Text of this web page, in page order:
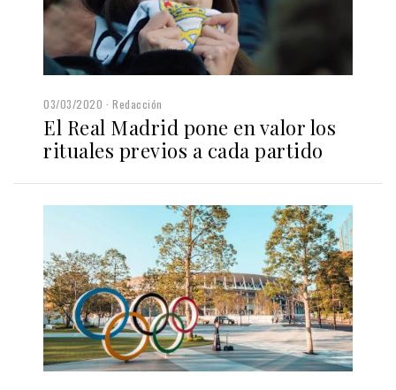
03/03/2020 Redacción
El Real Madrid pone en valor los
rituales previos a cada partido